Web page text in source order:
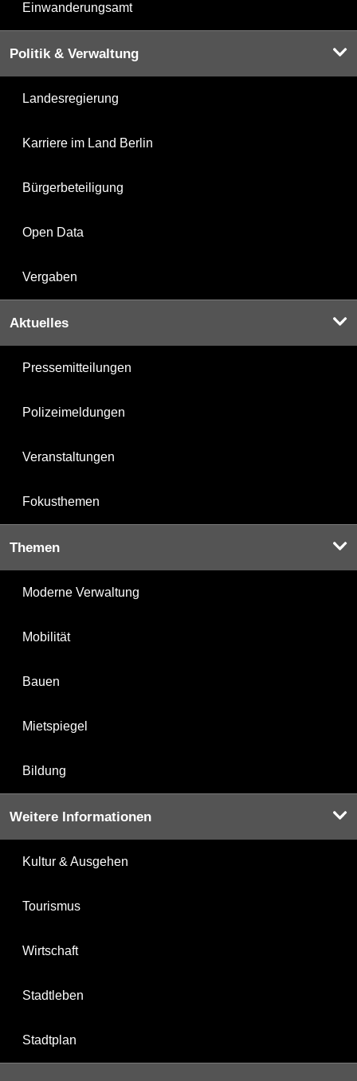
Einwanderungsamt
Politik & Verwaltung
Landesregierung
Karriere im Land Berlin
Bürgerbeteiligung
Open Data
Vergaben
Aktuelles
Pressemitteilungen
Polizeimeldungen
Veranstaltungen
Fokusthemen
Themen
Moderne Verwaltung
Mobilität
Bauen
Mietspiegel
Bildung
Weitere Informationen
Kultur & Ausgehen
Tourismus
Wirtschaft
Stadtleben
Stadtplan